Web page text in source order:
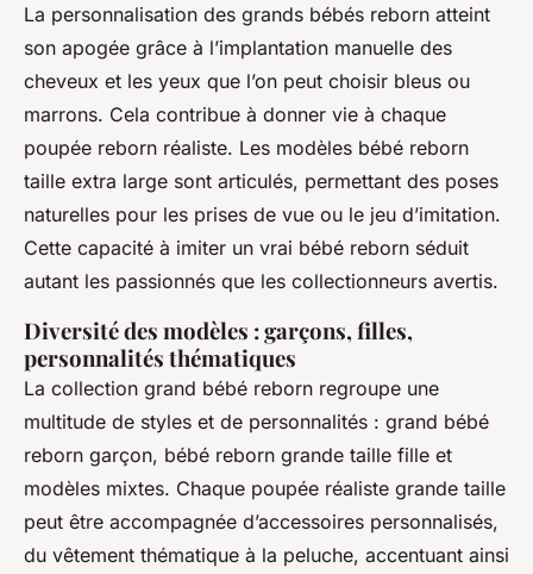
La personnalisation des grands bébés reborn atteint
son apogée grâce à l’implantation manuelle des
cheveux et les yeux que l’on peut choisir bleus ou
marrons. Cela contribue à donner vie à chaque
poupée reborn réaliste. Les modèles bébé reborn
taille extra large sont articulés, permettant des poses
naturelles pour les prises de vue ou le jeu d’imitation.
Cette capacité à imiter un vrai bébé reborn séduit
autant les passionnés que les collectionneurs avertis.
Diversité des modèles : garçons, filles,
personnalités thématiques
La collection grand bébé reborn regroupe une
multitude de styles et de personnalités : grand bébé
reborn garçon, bébé reborn grande taille fille et
modèles mixtes. Chaque poupée réaliste grande taille
peut être accompagnée d’accessoires personnalisés,
du vêtement thématique à la peluche, accentuant ainsi